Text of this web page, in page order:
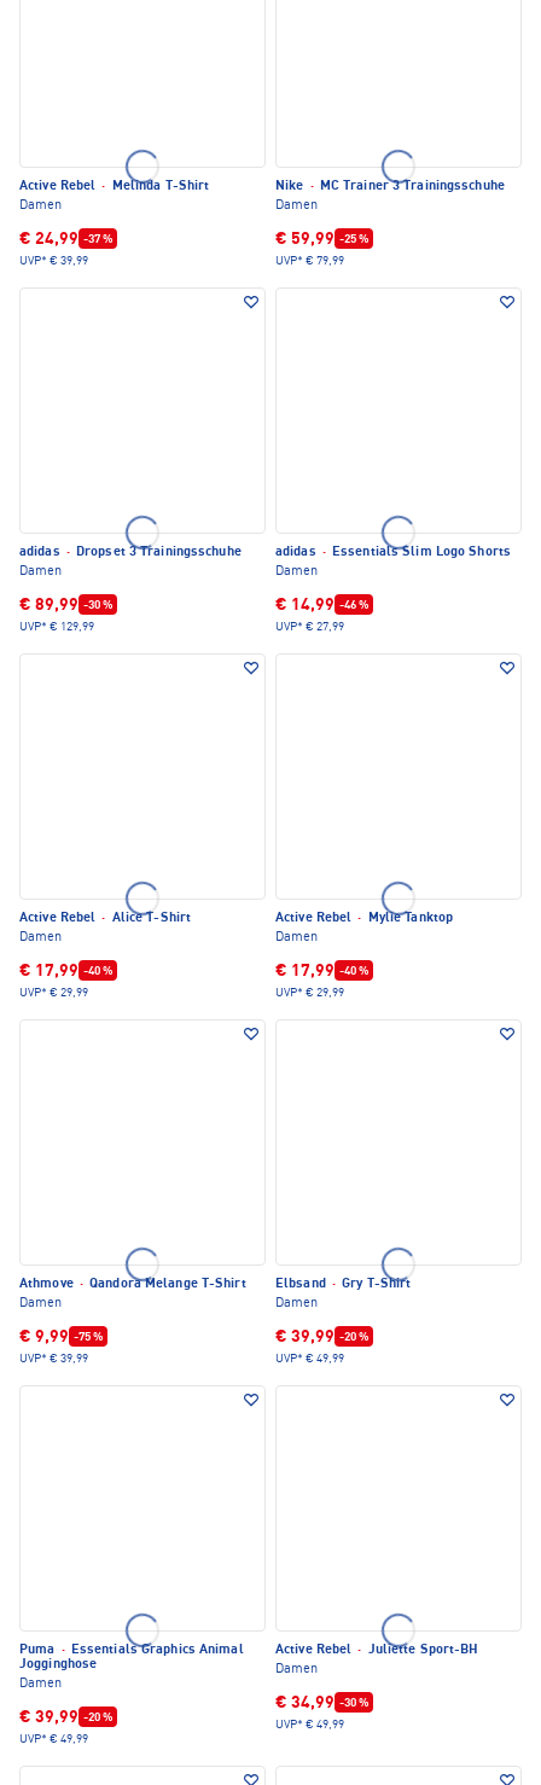
Active Rebel ·
Melinda T-Shirt
Damen
€ 24,99 -37 %
UVP* € 39,99
Nike · MC Trainer 3 Trainingsschuhe
Damen
€ 59,99 -25 %
UVP* € 79,99
adidas · Dropset 3 Trainingsschuhe
Damen
€ 89,99 -30 %
UVP* € 129,99
adidas · Essentials Slim Logo Shorts
Damen
€ 14,99 -46 %
UVP* € 27,99
Active Rebel · Alice T-Shirt
Damen
€ 17,99 -40 %
UVP* € 29,99
Active Rebel ·
Mylie Tanktop
Damen
€ 17,99 -40 %
UVP* € 29,99
Athmove · Qandora Melange T-Shirt
Damen
€ 9,99 -75 %
UVP* € 39,99
Elbsand · Gry T-Shirt
Damen
€ 39,99 -20 %
UVP* € 49,99
Puma · Essentials Graphics Animal
Jogginghose
Damen
€ 39,99 -20 %
UVP* € 49,99
Active Rebel · Juliette Sport-BH
Damen
€ 34,99 -30 %
UVP* € 49,99